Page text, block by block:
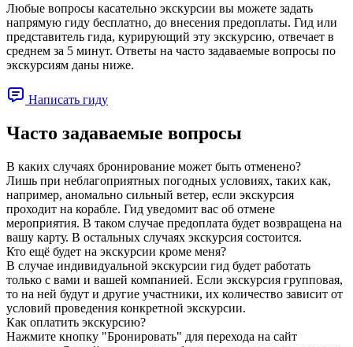
Любые вопросы касательно экскурсии вы можете задать
напрямую гиду бесплатно, до внесения предоплаты. Гид или
представитель гида, курирующий эту экскурсию, отвечает в
среднем за 5 минут. Ответы на часто задаваемые вопросы по
экскурсиям даны ниже.
Написать гиду
Часто задаваемые вопросы
В каких случаях бронирование может быть отменено?
Лишь при неблагоприятных погодных условиях, таких как,
например, аномально сильный ветер, если экскурсия
проходит на корабле. Гид уведомит вас об отмене
мероприятия. В таком случае предоплата будет возвращена на
вашу карту. В остальных случаях экскурсия состоится.
Кто ещё будет на экскурсии кроме меня?
В случае индивидуальной экскурсии гид будет работать
только с вами и вашей компанией. Если экскурсия групповая,
то на ней будут и другие участники, их количество зависит от
условий проведения конкретной экскурсии.
Как оплатить экскурсию?
Нажмите кнопку "Бронировать" для перехода на сайт